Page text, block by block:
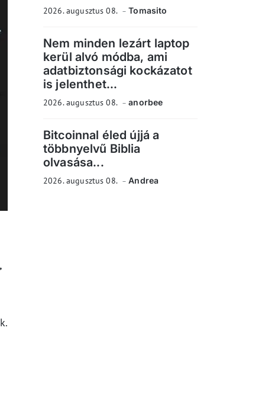
2026. augusztus 08. Tomasito
Nem minden lezárt laptop
kerül alvó módba, ami
adatbiztonsági kockázatot
is jelenthet...
2026. augusztus 08. anorbee
Bitcoinnal éled újjá a
többnyelvű Biblia
olvasása...
2026. augusztus 08. Andrea